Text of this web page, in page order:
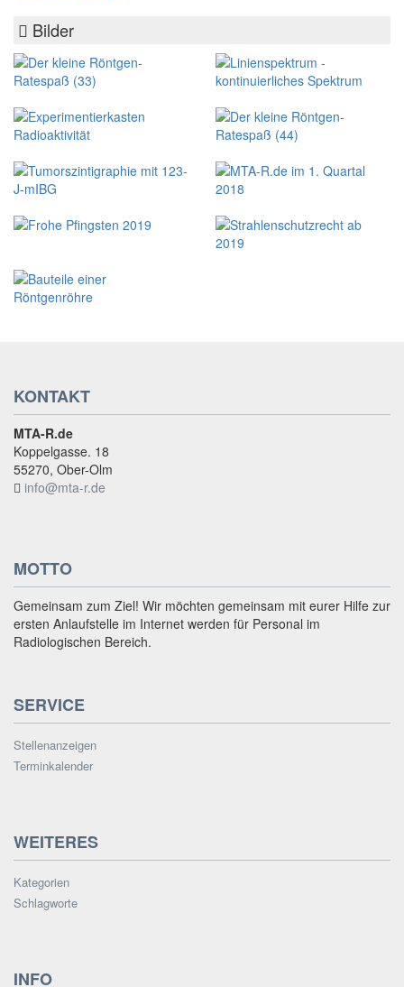
Bilder
KONTAKT
MTA-R.de
Koppelgasse. 18
55270, Ober-Olm
info@mta-r.de
MOTTO
Gemeinsam zum Ziel! Wir möchten gemeinsam mit eurer Hilfe zur
ersten Anlaufstelle im Internet werden für Personal im
Radiologischen Bereich.
SERVICE
Stellenanzeigen
Terminkalender
WEITERES
Kategorien
Schlagworte
INFO